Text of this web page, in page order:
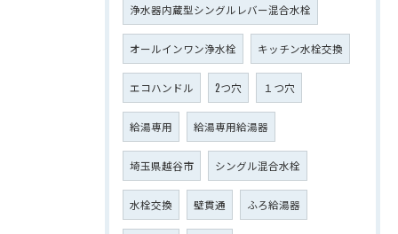
浄水器内蔵型シングルレバー混合水栓
オールインワン浄水栓 キッチン水栓交換
エコハンドル 2つ穴 １つ穴
給湯専用 給湯専用給湯器
埼玉県越谷市 シングル混合水栓
水栓交換 壁貫通 ふろ給湯器